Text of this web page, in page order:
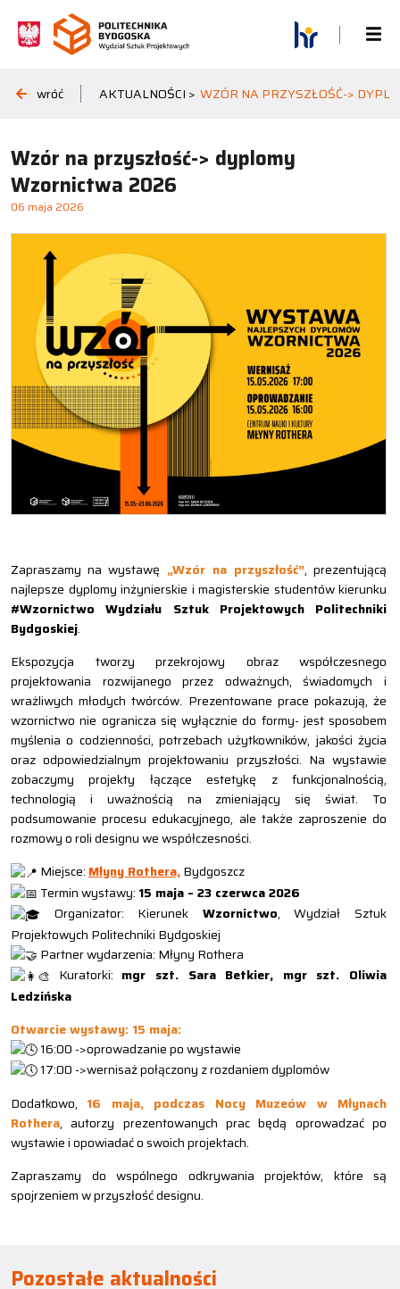
wróć AKTUALNOŚCI > WZÓR NA PRZYSZŁOŚĆ->
Wzór na przyszłość-> dyplomy
Wzornictwa 2026
06 maja 2026
Zapraszamy na wystawę „Wzór na przyszłość”, prezentującą
najlepsze dyplomy inżynierskie i magisterskie studentów kierunku
#Wzornictwo Wydziału Sztuk Projektowych Politechniki
Bydgoskiej.
Ekspozycja tworzy przekrojowy obraz współczesnego
projektowania rozwijanego przez odważnych, świadomych i
wrażliwych młodych twórców. Prezentowane prace pokazują, że
wzornictwo nie ogranicza się wyłącznie do formy- jest sposobem
myślenia o codzienności, potrzebach użytkowników, jakości życia
oraz odpowiedzialnym projektowaniu przyszłości. Na wystawie
zobaczymy projekty łączące estetykę z funkcjonalnością,
technologią i uważnością na zmieniający się świat. To
podsumowanie procesu edukacyjnego, ale także zaproszenie do
rozmowy o roli designu we współczesności.
Miejsce:Młyny Rothera,Bydgoszcz
Termin wystawy: 15 maja – 23 czerwca 2026
Organizator: Kierunek Wzornictwo, Wydział Sztuk
Projektowych Politechniki Bydgoskiej
Partner wydarzenia: Młyny Rothera
Kuratorki: mgr szt. Sara Betkier, mgr szt. Oliwia
Ledzińska
Otwarcie wystawy: 15 maja:
16:00 ->oprowadzanie po wystawie
17:00 ->wernisaż połączony z rozdaniem dyplomów
Dodatkowo, 16 maja, podczas Nocy Muzeów w Młynach
Rothera, autorzy prezentowanych prac będą oprowadzać po
wystawie i opowiadać o swoich projektach.
Zapraszamy do wspólnego odkrywania projektów, które są
spojrzeniem w przyszłość designu.
Pozostałe aktualności